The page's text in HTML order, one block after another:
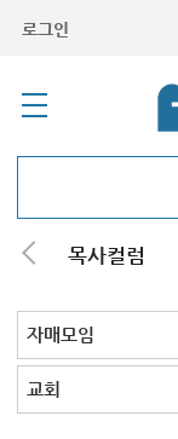
로그인
해 목사컬럼
교회학교
청년부
청장년부
형제모임
자매모임
기타모임
어르신모임
영재과학반
신학원
자매모임 전체
교회